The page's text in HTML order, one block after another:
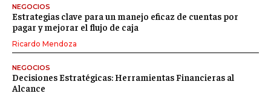
NEGOCIOS
Estrategias clave para un manejo eficaz de cuentas por
pagar y mejorar el flujo de caja
Ricardo Mendoza
NEGOCIOS
Decisiones Estratégicas: Herramientas Financieras al
Alcance